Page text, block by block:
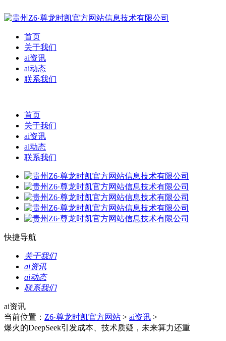
首页
关于我们
ai资讯
ai动态
联系我们
首页
关于我们
ai资讯
ai动态
联系我们
快捷导航
关于我们
ai资讯
ai动态
联系我们
ai资讯
当前位置： Z6·尊龙时凯官方网站 > ai资讯 >
爆火的DeepSeek引发成本、技术质疑，未来算力还重